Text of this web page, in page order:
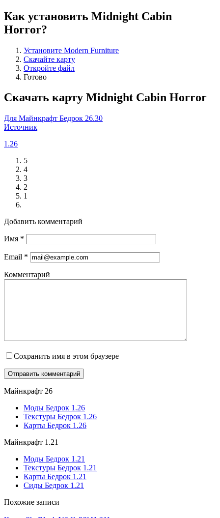
Как установить Midnight Cabin
Horror?
Установите Modern Furniture
Скачайте карту
Откройте файл
Готово
Скачать карту Midnight Cabin Horror
Для Майнкрафт Бедрок 26.30
Источник
1.26
5
4
3
2
1
Добавить комментарий
Имя *
Email *
Комментарий
Сохранить имя в этом браузере
Майнкрафт 26
Моды Бедрок 1.26
Текстуры Бедрок 1.26
Карты Бедрок 1.26
Майнкрафт 1.21
Моды Бедрок 1.21
Текстуры Бедрок 1.21
Карты Бедрок 1.21
Сиды Бедрок 1.21
Похожие записи